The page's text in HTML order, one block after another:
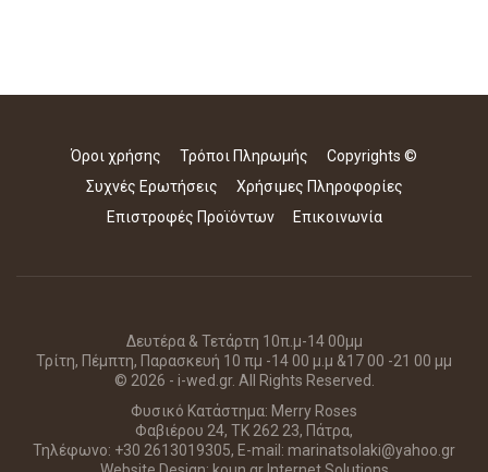
Όροι χρήσης Τρόποι Πληρωμής
Copyrights ©
Συχνές Ερωτήσεις
Χρήσιμες Πληροφορίες
Επιστροφές Προϊόντων
Επικοινωνία
Δευτέρα & Τετάρτη 10π.μ-14 00μμ
Τρίτη, Πέμπτη, Παρασκευή 10 πμ -14 00 μ.μ &17 00 -21 00 μμ
© 2026 - i-wed.gr. All Rights Reserved.
Φυσικό Κατάστημα: Merry Roses
Φαβιέρου 24, ΤΚ 262 23, Πάτρα,
Τηλέφωνο: +30 2613019305, E-mail: marinatsolaki@yahoo.gr